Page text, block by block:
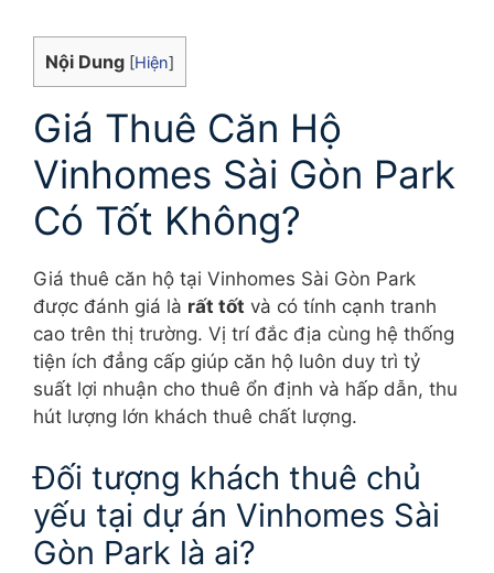
Nội Dung [Hiện]
Giá Thuê Căn Hộ
Vinhomes Sài Gòn Park
Có Tốt Không?
Giá thuê căn hộ tại Vinhomes Sài Gòn Park
được đánh giá là rất tốt và có tính cạnh tranh
cao trên thị trường. Vị trí đắc địa cùng hệ thống
tiện ích đẳng cấp giúp căn hộ luôn duy trì tỷ
suất lợi nhuận cho thuê ổn định và hấp dẫn, thu
hút lượng lớn khách thuê chất lượng.
Đối tượng khách thuê chủ
yếu tại dự án Vinhomes Sài
Gòn Park là ai?